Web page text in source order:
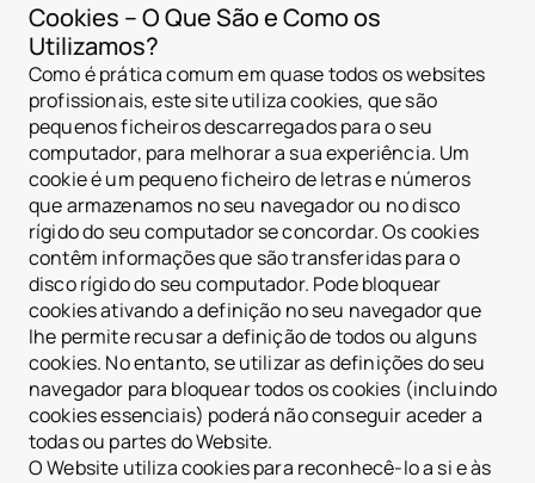
Cookies – O Que São e Como os
Utilizamos?
Como é prática comum em quase todos os websites
profissionais, este site utiliza cookies, que são
pequenos ficheiros descarregados para o seu
computador, para melhorar a sua experiência. Um
cookie é um pequeno ficheiro de letras e números
que armazenamos no seu navegador ou no disco
rígido do seu computador se concordar. Os cookies
contêm informações que são transferidas para o
disco rígido do seu computador. Pode bloquear
cookies ativando a definição no seu navegador que
lhe permite recusar a definição de todos ou alguns
cookies. No entanto, se utilizar as definições do seu
navegador para bloquear todos os cookies (incluindo
cookies essenciais) poderá não conseguir aceder a
todas ou partes do Website.
O Website utiliza cookies para reconhecê-lo a si e às